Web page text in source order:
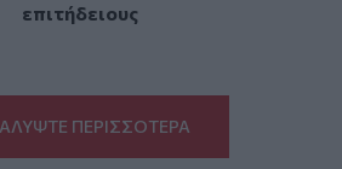
επιτήδειους
ΠΕΡΙΣΣΟΤΕΡΑ